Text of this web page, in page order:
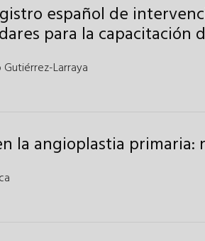
español de
para la capacitación
Larraya
la angioplastia primaria: